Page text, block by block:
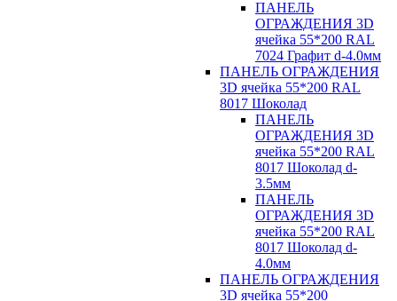
ПАНЕЛЬ
ОГРАЖДЕНИЯ 3D
ячейка 55*200 RAL
7024 Графит d-4.0мм
ПАНЕЛЬ ОГРАЖДЕНИЯ
3D ячейка 55*200 RAL
8017 Шоколад
ПАНЕЛЬ
ОГРАЖДЕНИЯ 3D
ячейка 55*200 RAL
8017 Шоколад d-
3.5мм
ПАНЕЛЬ
ОГРАЖДЕНИЯ 3D
ячейка 55*200 RAL
8017 Шоколад d-
4.0мм
ПАНЕЛЬ ОГРАЖДЕНИЯ
3D ячейка 55*200